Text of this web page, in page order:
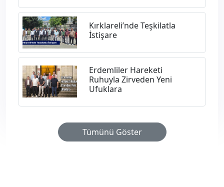
Kırklareli’nde Teşkilatla
İstişare
Erdemliler Hareketi
Ruhuyla Zirveden Yeni
Ufuklara
Tümünü Göster